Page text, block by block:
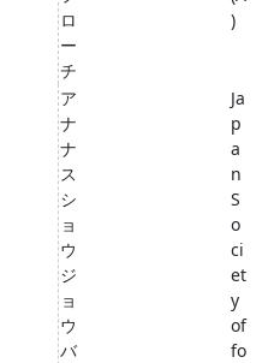
ロ
ー
チ
)
ア
ナ
ナ
ス
シ
ョ
ウ
ジ
ョ
ウ
バ
Ja
p
a
n
S
o
ci
et
y
of
fo